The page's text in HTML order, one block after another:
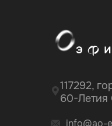
117292,
60-Летия
info@ao-